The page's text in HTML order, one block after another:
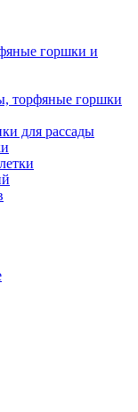
горшки и
торфяные горшки
для рассады